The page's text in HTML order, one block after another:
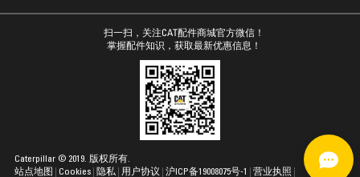
扫一扫，关注CAT配件商城官方微信！
掌握配件知识，获取最新优惠信息！
站点地图 Cookies 隐私 用户协议
Caterpillar © 2019. 版权所有.
沪ICP备19008075号-1
营业执照